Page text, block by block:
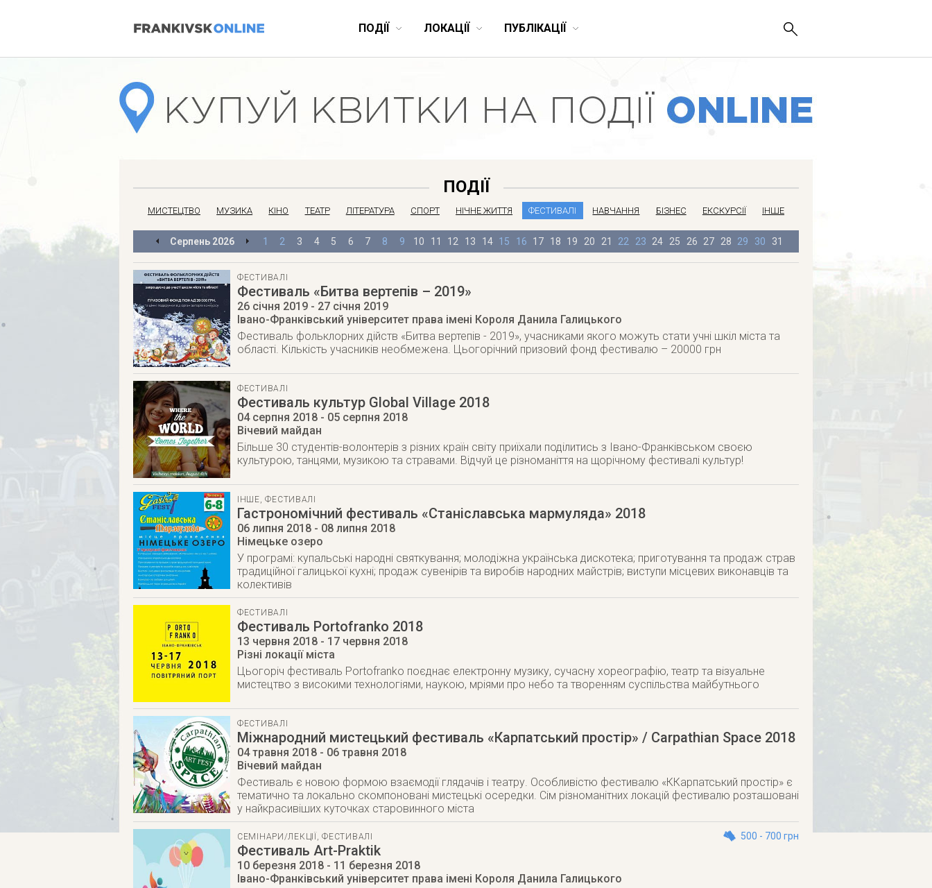
ПОДІЇ ЛОКАЦІЇ ПУБЛІКАЦІЇ
ПОДІЇ
МИСТЕЦТВО МУЗИКА КІНО ТЕАТР ЛІТЕРАТУРА СПОРТ НІЧНЕ ЖИТТЯ ФЕСТИВАЛІ НАВЧАННЯ БІЗНЕС ЕКСКУРСІЇ ІНШЕ
Серпень 2026 1 2 3 4 5 6 7 8 9 10 11 12 13 14 15 16 17 18 19 20 21 22 23 24 25 26 27 28 29 30 31
ФЕСТИВАЛІ
Фестиваль «Битва вертепів – 2019»
26 січня 2019 - 27 січня 2019
Івано-Франківський університет права імені Короля Данила Галицького
Фестиваль фольклорних дійств «Битва вертепів - 2019», учасниками якого можуть стати учні шкіл міста та
області. Кількість учасників необмежена. Цьогорічний призовий фонд фестивалю – 20000 грн
ФЕСТИВАЛІ
Фестиваль культур Global Village 2018
04 серпня 2018 - 05 серпня 2018
Вічевий майдан
Більше 30 студентів-волонтерів з різних країн світу приїхали поділитись з Івано-Франківськом своєю
культурою, танцями, музикою та стравами. Відчуй це різноманіття на щорічному фестивалі культур!
ІНШЕ,ФЕСТИВАЛІ
Гастрономічний фестиваль «Станіславська мармуляда» 2018
06 липня 2018 - 08 липня 2018
Німецьке озеро
У програмі: купальські народні святкування; молодіжна українська дискотека; приготування та продаж страв
традиційної галицької кухні; продаж сувенірів та виробів народних майстрів; виступи місцевих виконавців та
колективів
ФЕСТИВАЛІ
Фестиваль Portofranko 2018
13 червня 2018 - 17 червня 2018
Різні локації міста
Цьогоріч фестиваль Portofranko поєднає електронну музику, сучасну хореографію, театр та візуальне
мистецтво з високими технологіями, наукою, мріями про небо та творенням суспільства майбутнього
ФЕСТИВАЛІ
Міжнародний мистецький фестиваль «Карпатський простір» / Carpathian Space 2018
04 травня 2018 - 06 травня 2018
Вічевий майдан
Фестиваль є новою формою взаємодії глядачів і театру. Особливістю фестивалю «ККарпатський простір» є
тематично та локально скомпоновані мистецькі осередки. Сім різноманітних локацій фестивалю розташовані
у найкрасивіших куточках старовинного міста
СЕМІНАРИ/ЛЕКЦІЇ ,ФЕСТИВАЛІ 500 - 700 грн
Фестиваль Аrt-Praktik
10 березня 2018 - 11 березня 2018
Івано-Франківський університет права імені Короля Данила Галицького